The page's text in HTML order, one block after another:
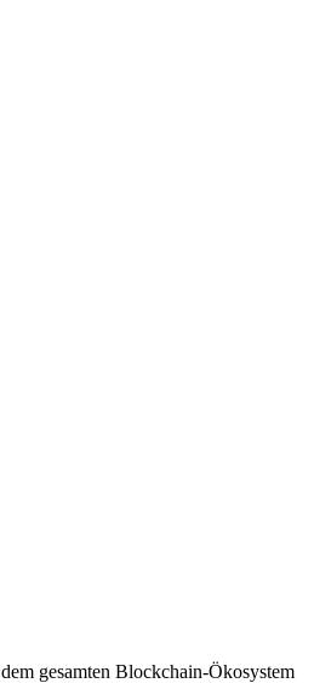
gesamten Blockchain-Ökosystem